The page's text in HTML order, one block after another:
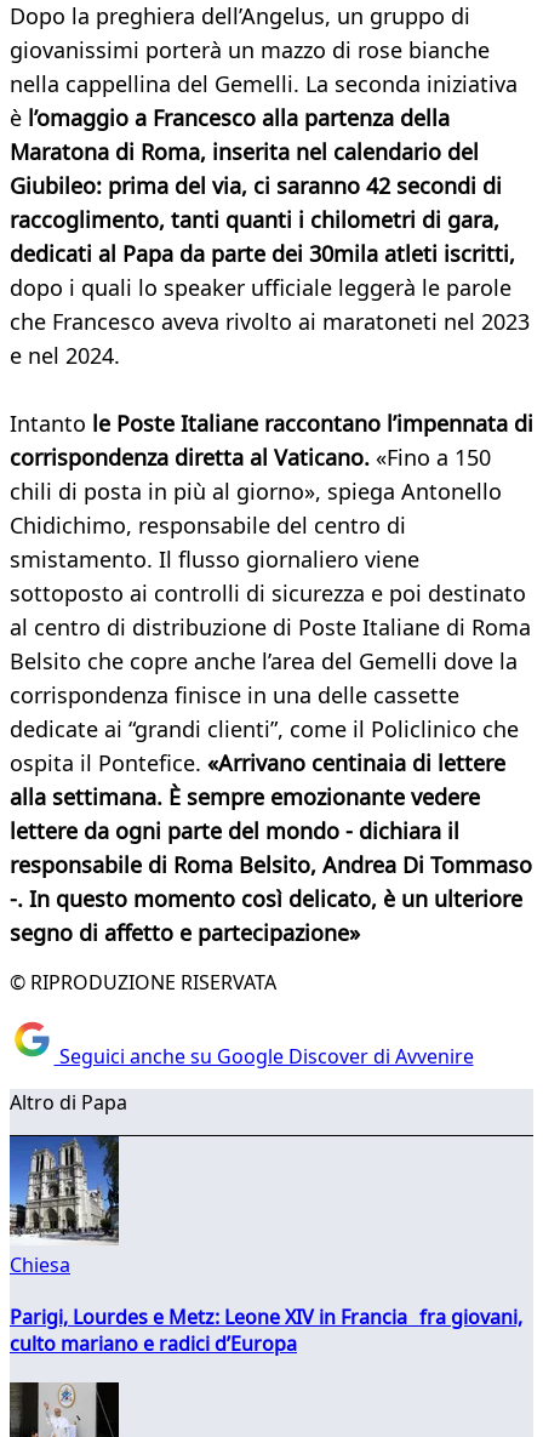
Dopo la preghiera dell’Angelus, un gruppo di
giovanissimi porterà un mazzo di rose bianche
nella cappellina del Gemelli. La seconda iniziativa
è l’omaggio a Francesco alla partenza della
Maratona di Roma, inserita nel calendario del
Giubileo: prima del via, ci saranno 42 secondi di
raccoglimento, tanti quanti i chilometri di gara,
dedicati al Papa da parte dei 30mila atleti iscritti,
dopo i quali lo speaker ufficiale leggerà le parole
che Francesco aveva rivolto ai maratoneti nel 2023
e nel 2024.
Intanto le Poste Italiane raccontano l’impennata di
corrispondenza diretta al Vaticano. «Fino a 150
chili di posta in più al giorno», spiega Antonello
Chidichimo, responsabile del centro di
smistamento. Il flusso giornaliero viene
sottoposto ai controlli di sicurezza e poi destinato
al centro di distribuzione di Poste Italiane di Roma
Belsito che copre anche l’area del Gemelli dove la
corrispondenza finisce in una delle cassette
dedicate ai “grandi clienti”, come il Policlinico che
ospita il Pontefice. «Arrivano centinaia di lettere
alla settimana. È sempre emozionante vedere
lettere da ogni parte del mondo - dichiara il
responsabile di Roma Belsito, Andrea Di Tommaso
-. In questo momento così delicato, è un ulteriore
segno di affetto e partecipazione»
© RIPRODUZIONE RISERVATA
Seguici anche su Google Discover di Avvenire
Altro di Papa
Chiesa
Parigi, Lourdes e Metz: Leone XIV in Francia fra giovani,
culto mariano e radici d’Europa